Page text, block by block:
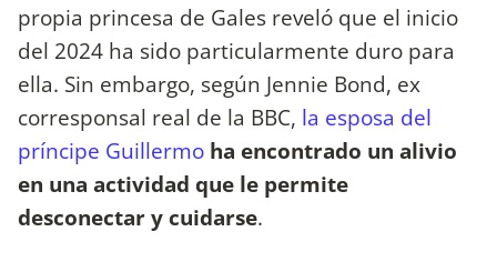
propia princesa de Gales reveló que el inicio
del 2024 ha sido particularmente duro para
ella. Sin embargo, según Jennie Bond, ex
corresponsal real de la BBC, la esposa del
príncipe Guillermo ha encontrado un alivio
en una actividad que le permite
desconectar y cuidarse.